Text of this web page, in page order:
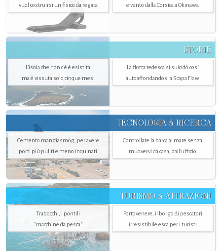
vuol costruirsi un fisico da regata
e vento dalla Corsica a Okinawa
STORIE
L’isola che non c'è è esistita
ma è vissuta solo cinque mesi
La flotta tedesca si suicidò così
autoaffondandosi a Scapa Flow
TECNOLOGIA & RICERCA
Cemento mangiasmog, per avere
porti più puliti e meno inquinati
Controllate la barca al mare senza
muovervi da casa, dall’ufficio
TURISMO & ATTRAZIONI
Trabocchi, i pontili
"macchine da pesca"
Portovenere, il borgo di pescatori
irresistibile esca per i turisti